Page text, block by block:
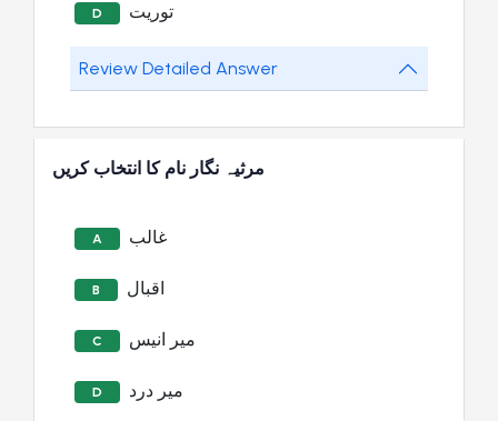
D توریت
Review Detailed Answer
مرثیہ نگار نام کا انتخاب کریں
A غالب
B اقبال
C میر انیس
D میر درد